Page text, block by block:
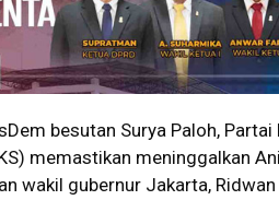
besutan Surya Paloh,
memastikan meninggalkan
wakil gubernur Jakarta,